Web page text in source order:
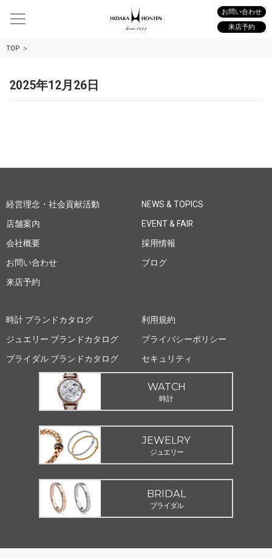
お問い合わせ
来店予約
TOP
2025年12月26日
経営理念・社会貢献活動
店舗案内
会社概要
お問い合わせ
来店予約
NEWS & TOPICS
EVENT & FAIR
採用情報
ブログ
時計 ブランドカタログ
ジュエリー ブランドカタログ
ブライダル ブランドカタログ
利用規約
プライバシーポリシー
セキュリティ
WATCH
時計
JEWELRY
ジュエリー
BRIDAL
ブライダル